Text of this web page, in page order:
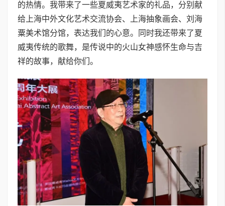
的热情。我带来了一些夏威夷艺术家的礼品，分别献
给上海中外文化艺术交流协会、上海抽象画会、刘海
粟美术馆分馆，表达我们的心意。同时我还带来了夏
威夷传统的歌舞，是传说中的火山女神感怀生命与吉
祥的故事，献给你们。